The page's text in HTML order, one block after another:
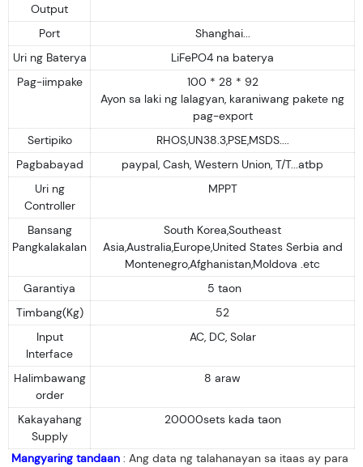
Output
Port
Shanghai...
Uri ng Baterya
LiFePO4 na baterya
Pag-iimpake
100 * 28 * 92
Ayon sa laki ng lalagyan, karaniwang pakete ng
pag-export
Sertipiko
RHOS,UN38.3,PSE,MSDS....
Pagbabayad
paypal, Cash, Western Union, T/T...atbp
Uri ng
Controller
MPPT
Bansang
Pangkalakalan
South Korea,Southeast
Asia,Australia,Europe,United States Serbia and
Montenegro,Afghanistan,Moldova .etc
Garantiya
5 taon
Timbang(Kg)
52
Input
Interface
AC, DC, Solar
Halimbawang
order
8 araw
Kakayahang
Supply
20000sets kada taon
Mangyaring tandaan : Ang data ng talahanayan sa itaas ay para